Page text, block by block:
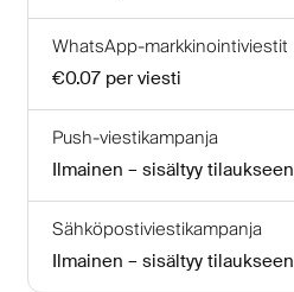
WhatsApp-markkinointiviestit
€0.07 per viesti
Push-viestikampanja
Ilmainen – sisältyy tilaukseen
Sähköpostiviestikampanja
Ilmainen – sisältyy tilaukseen